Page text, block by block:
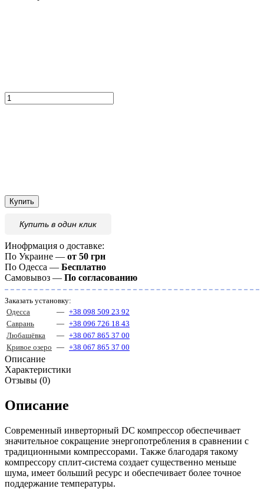
Купить
Купить в один клик
Инофрмация о доставке:
По Украине — от 50 грн
По Одесса — Бесплатно
Самовывоз — По согласованию
Заказать установку:
Одесса
— +38 098 509 23 92
Саврань
— +38 096 726 18 43
Любашёвка
— +38 067 865 37 00
Кривое озеро — +38 067 865 37 00
Описание
Характеристики
Отзывы (0)
Описание
Современный инверторный DC компрессор обеспечивает
значительное сокращение энергопотребления в сравнении с
традиционными компрессорами. Также благодаря такому
компрессору сплит-система создает существенно меньше
шума, имеет больший ресурс и обеспечивает более точное
поддержание температуры.